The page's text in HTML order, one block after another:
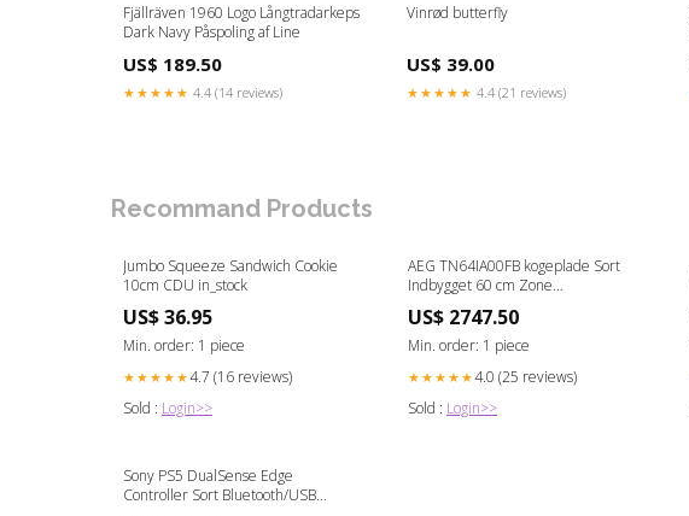
Fjällräven 1960 Logo Långtradarkeps
Dark Navy Påspoling af Line
US$ 189.50
★★★★★ 4.4 (14 reviews)
Vinrød butterfly
US$ 39.00
★★★★★ 4.4 (21 reviews)
Recommand Products
Jumbo Squeeze Sandwich Cookie
10cm CDU in_stock
US$ 36.95
Min. order: 1 piece
★★★★★4.7 (16 reviews)
Sold : Login>>
AEG TN64IA00FB kogeplade Sort
Indbygget 60 cm Zone
cleaning equipment
US$ 2747.50
Min. order: 1 piece
★★★★★4.0 (25 reviews)
Sold : Login>>
Sony PS5 DualSense Edge
Controller Sort Bluetooth/USB